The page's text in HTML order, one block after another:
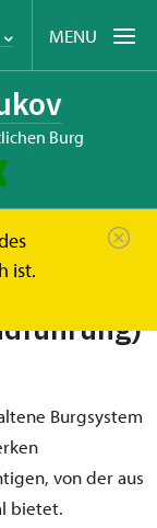
MENU
Burg
ist.
Burgsystem
von der aus
bietet.